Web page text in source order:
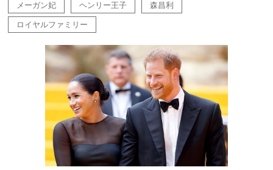
メーガン妃 ヘンリー王子 森昌利
ロイヤルファミリー